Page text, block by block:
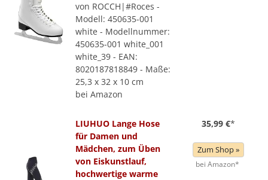
von ROCCH|#Roces -
Modell: 450635-001
white - Modellnummer:
450635-001 white_001
white_39 - EAN:
8020187818849 - Maße:
25,3 x 32 x 10 cm
bei Amazon
LIUHUO Lange Hose
für Damen und
Mädchen, zum Üben
von Eiskunstlauf,
hochwertige warme
35,99 €*
Zum Shop »
bei Amazon*